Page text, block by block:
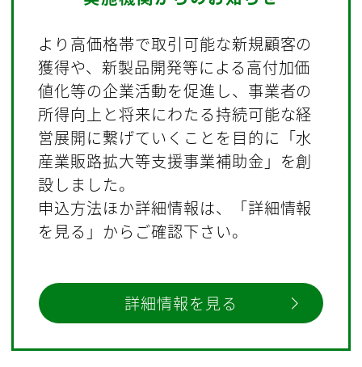
より高価格帯で取引可能な新規顧客の
獲得や、新製品開発等による高付加価
値化等の企業活動を促進し、事業者の
所得向上と将来にわたる持続可能な経
営展開に繋げていくことを目的に「水
産業販路拡大等支援事業補助金」を創
設しました。
申込方法ほか詳細情報は、「詳細情報
を見る」からご確認下さい。
詳細情報を見る